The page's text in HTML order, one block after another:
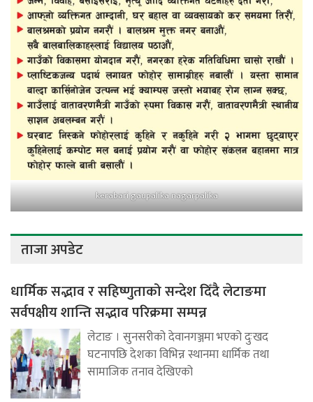
kerabari gaupalika nagarpalika
ताजा अपडेट
धार्मिक सद्भाव र सहिष्णुताको सन्देश दिँदै लेटाङमा
सर्वपक्षीय शान्ति सद्भाव परिक्रमा सम्पन्न
लेटाङ । सुनसरीको देवानगञ्जमा भएको दुःखद
घटनापछि देशका विभिन्न स्थानमा धार्मिक तथा
सामाजिक तनाव देखिएको